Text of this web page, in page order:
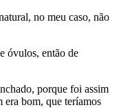
no meu caso, não
óvulos, então de
porque foi assim
era bom, que teríamos